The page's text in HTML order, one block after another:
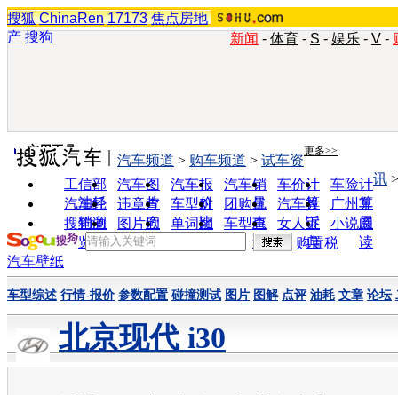
搜狐 ChinaRen 17173 焦点房地
产 搜狗 新闻 - 体育 - S - 娱乐 - V -
实用工具 更多>>
工信部
油耗
汽车图
片
汽车报
价
汽车销
量
车价计
算
车险计
算
汽车经
销商
违章查
询
车型对
比
团购优
惠
汽车投
诉
广州车
展
搜狗浏
览器
图片欣
赏
单词翻
车型查
询
女人宝
典
小说阅
读
汽车频道 > 购车频道 > 试车资
讯
购置税
汽车壁纸
车型综述 行情-报价 参数配置 碰撞测试 图片 图解 点评 油耗 文章 论坛
北京现代 i30